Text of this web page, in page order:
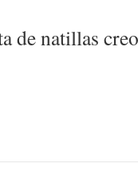
de natillas